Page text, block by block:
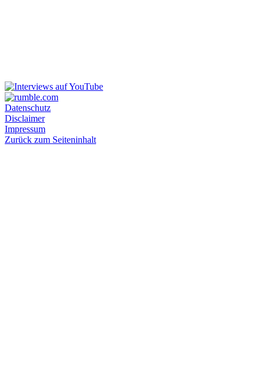
Datenschutz
Disclaimer
Impressum
Zurück zum Seiteninhalt